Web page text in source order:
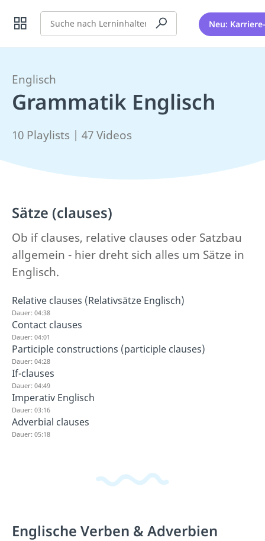
Suche Neu:
Englisch
Grammatik Englisch
10 Playlists | 47 Videos
Sätze (clauses)
Ob if clauses, relative clauses oder Satzbau
allgemein - hier dreht sich alles um Sätze in
Englisch.
Relative clauses (Relativsätze Englisch)
Dauer: 04:38
Contact clauses
Dauer: 04:01
Participle constructions (participle clauses)
Dauer: 04:28
If-clauses
Dauer: 04:49
Imperativ Englisch
Dauer: 03:16
Adverbial clauses
Dauer: 05:18
Englische Verben & Adverbien